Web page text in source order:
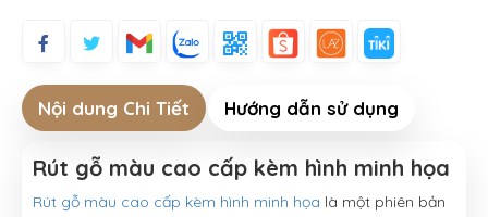
Nội dung Chi Tiết Hướng dẫn sử dụng
Rút gỗ màu cao cấp kèm hình minh họa
Rút gỗ màu cao cấp kèm hình minh họa là một phiên bản